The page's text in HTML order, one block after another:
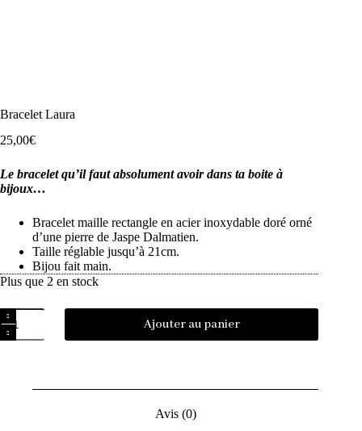
Bracelet Laura
25,00€
Le bracelet qu’il faut absolument avoir dans ta boite à
bijoux…
Bracelet maille rectangle en acier inoxydable doré orné
d’une pierre de Jaspe Dalmatien.
Taille réglable jusqu’à 21cm.
Bijou fait main.
Plus que 2 en stock
Ajouter au panier
Avis (0)